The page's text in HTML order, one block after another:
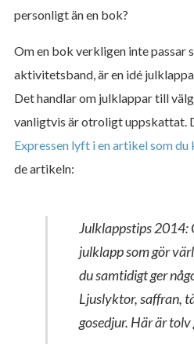
personligt än en bok?
Om en bok verkligen inte passar
aktivitetsband, är en idé
Det handlar om julklappar till
vanligtvis är otroligt uppskattat.
Expressen lyft i en artikel som du
de artikeln:
Julklappstips 2014:
julklapp som gör
du samtidigt ger
Ljuslyktor, saffran,
gosedjur. Här är